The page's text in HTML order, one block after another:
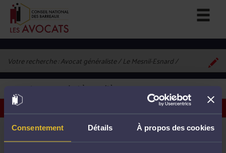
Consentement Détails À propos des cookies
Votre recherche :Avocat généraliste / Le Mesnil-Esnard
avocat correspondant à vos critères
Voir les avocats sur une carte
ME ADRIENNE DURAND
28 rue Pierre Dailly 76240 LE MESNIL ESNARD
Accepte les consultations vidéo